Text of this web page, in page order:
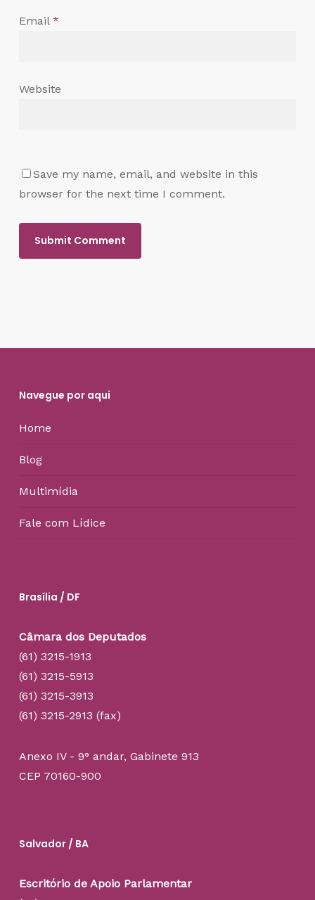
Email *
Website
Save my name, email, and website in this
browser for the next time I comment.
Navegue por aqui
Home
Blog
Multimídia
Fale com Lídice
Brasília / DF
Câmara dos Deputados
(61) 3215-1913
(61) 3215-5913
(61) 3215-3913
(61) 3215-2913 (fax)
Anexo IV - 9° andar, Gabinete 913
CEP 70160-900
Salvador / BA
Escritório de Apoio Parlamentar